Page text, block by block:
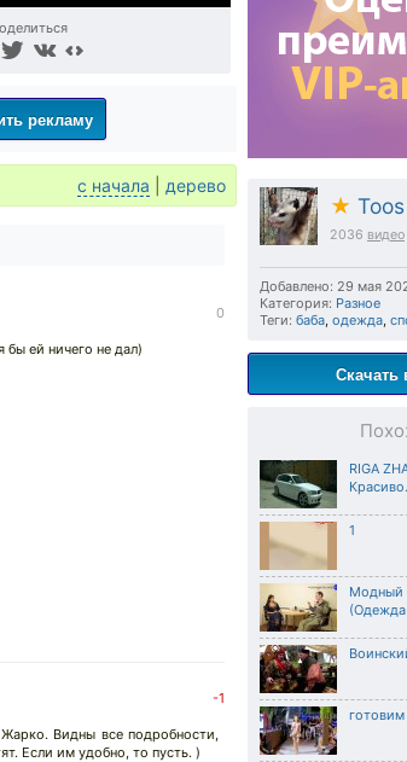
★ Toos
2036 видео
Добавлено: 29 мая
Категория: Разное
Теги: баба, одежда,
Скачать
RIGA
Красиво.
1
Модный
готовим
рекламу
с начала дерево
0
ей ничего не дал)
-1
Видны все подробности,
Если им удобно, то пусть. )